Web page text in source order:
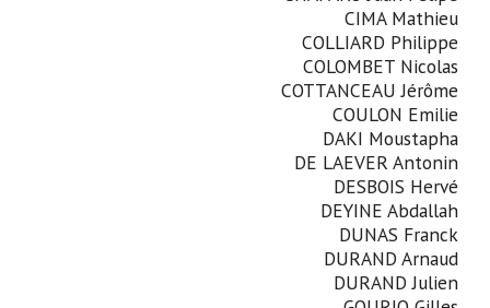
CIMA Mathieu
COLLIARD Philippe
COLOMBET Nicolas
COTTANCEAU Jérôme
COULON Emilie
DAKI Moustapha
DE LAEVER Antonin
DESBOIS Hervé
DEYINE Abdallah
DUNAS Franck
DURAND Arnaud
DURAND Julien